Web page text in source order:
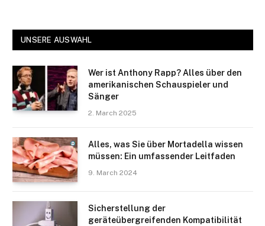
UNSERE AUSWAHL
Wer ist Anthony Rapp? Alles über den
amerikanischen Schauspieler und
Sänger
2. March 2025
Alles, was Sie über Mortadella wissen
müssen: Ein umfassender Leitfaden
9. March 2024
Sicherstellung der
geräteübergreifenden Kompatibilität